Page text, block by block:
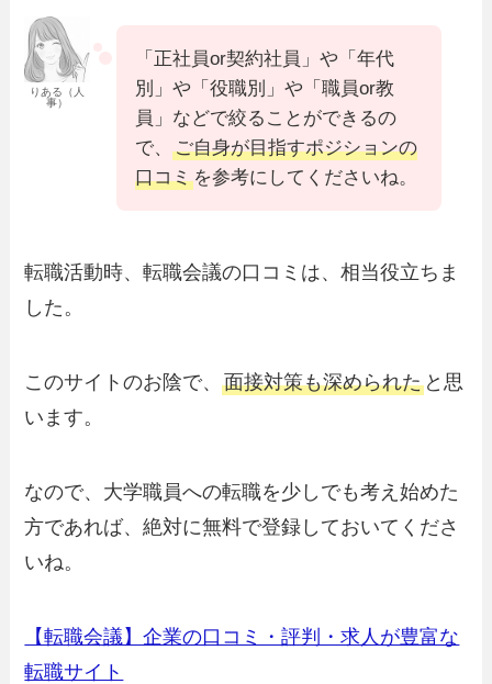
りある（人
事）
「正社員or契約社員」や「年代
別」や「役職別」や「職員or教
員」などで絞ることができるの
で、ご自身が目指すポジションの
口コミを参考にしてくださいね。
転職活動時、転職会議の口コミは、相当役立ちま
した。
このサイトのお陰で、面接対策も深められた と思
います。
なので、大学職員への転職を少しでも考え始めた
方であれば、絶対に無料で登録しておいてくださ
いね。
【転職会議】企業の口コミ・評判・求人が豊富な
転職サイト